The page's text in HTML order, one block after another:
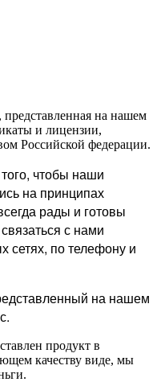
на нашем
и лицензии,
Российской федерации.
чтобы наши
на принципах
рады и готовы
с нами
сетях, по телефону и
на нашем
продукт в
качеству виде, мы